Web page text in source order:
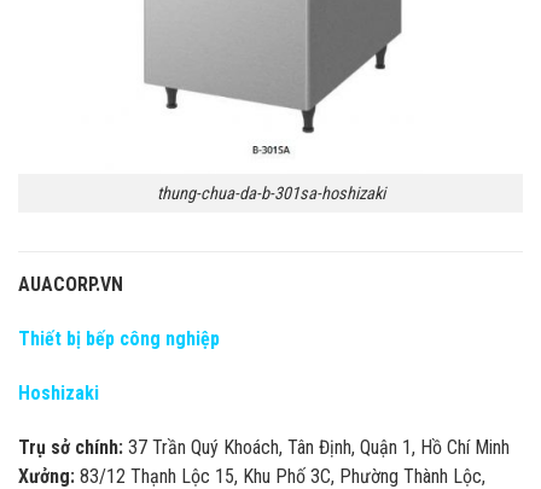
thung-chua-da-b-301sa-hoshizaki
AUACORP.VN
Thiết bị bếp công nghiệp
Hoshizaki
Trụ sở chính: 37 Trần Quý Khoách, Tân Định, Quận 1, Hồ Chí Minh
Xưởng: 83/12 Thạnh Lộc 15, Khu Phố 3C, Phường Thành Lộc,